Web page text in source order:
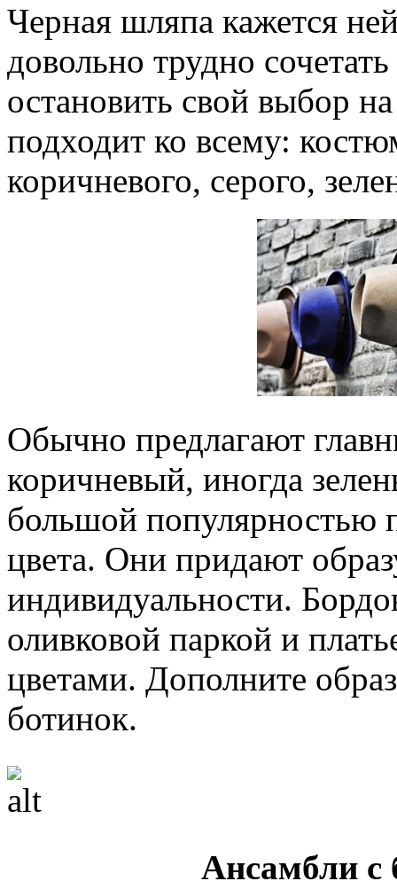
Черная шляпа кажется
довольно трудно
остановить свой выбор
подходит ко всему:
коричневого, серого,
Обычно предлагают
коричневый, иногда
большой популярностью
цвета. Они придают
индивидуальности.
оливковой паркой и
цветами. Дополните
ботинок.
Ансамбли с